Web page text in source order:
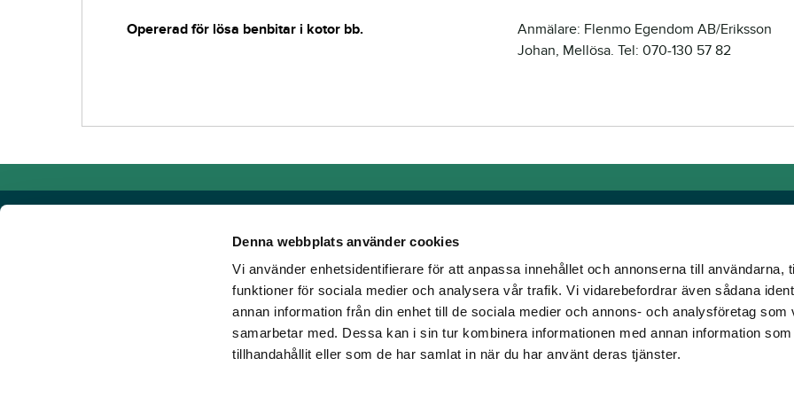
Denna webbplats använder cookies
Vi använder enhetsidentifierare för att anpassa innehållet och annonserna till användarna,
funktioner för sociala medier och analysera vår trafik. Vi vidarebefordrar även sådana
annan information från din enhet till de sociala medier och annons- och analysföretag som
samarbetar med. Dessa kan i sin tur kombinera informationen med annan information
tillhandahållit eller som de har samlat in när du har använt deras tjänster.
Opererad för lösa benbitar i kotor bb.
Anmälare: Flenmo Egendom AB/Eriksson
Johan, Mellösa. Tel: 070-130 57 82
Powered by TR Media
Hos TR Media finns Sveriges främsta varumärken för dig som älskar trav!
Sedan starten 1932, då tidningen Travronden grundades, har vi skapat en
Länkar
Allmänna auktionsvillkor
Mobilvy